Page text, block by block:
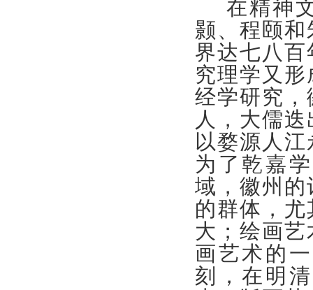
在精神
颢、程颐
界达七八
究理学又
经学研究
人，大儒
以婺源人
为了乾嘉
域，徽州
的群体，
大；绘画
画艺术的
刻，在明